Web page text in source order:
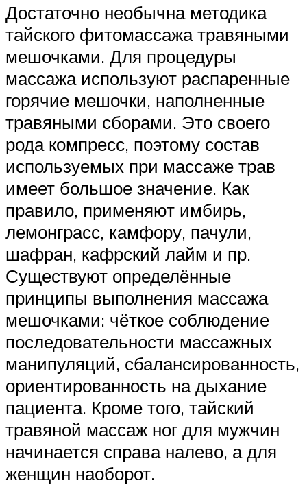
Достаточно необычна методика
тайского фитомассажа травяными
мешочками. Для процедуры
массажа используют распаренные
горячие мешочки, наполненные
травяными сборами. Это своего
рода компресс, поэтому состав
используемых при массаже трав
имеет большое значение. Как
правило, применяют имбирь,
лемонграсс, камфору, пачули,
шафран, кафрский лайм и пр.
Существуют определённые
принципы выполнения массажа
мешочками: чёткое соблюдение
последовательности массажных
манипуляций, сбалансированность,
ориентированность на дыхание
пациента. Кроме того, тайский
травяной массаж ног для мужчин
начинается справа налево, а для
женщин наоборот.